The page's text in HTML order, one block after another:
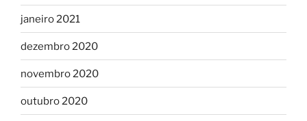
janeiro 2021
dezembro 2020
novembro 2020
outubro 2020